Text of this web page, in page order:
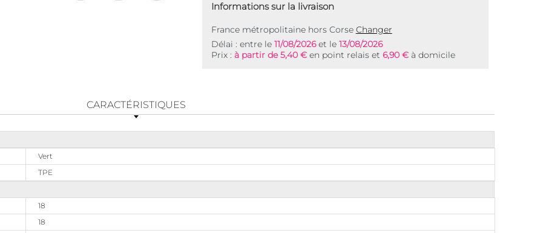
Informations sur la livraison
France métropolitaine hors Corse Changer
Délai : entre le 11/08/2026et le 13/08/2026
Prix : à partir de 5,40 € en point relais et 6,90 €à domicile
CARACTÉRISTIQUES
Vert
TPE
18
18